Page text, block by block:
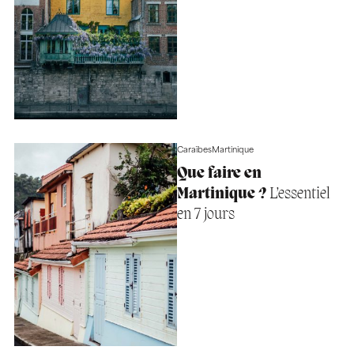
CaraïbesMartinique
Que faire en
Martinique ?L’essentiel
en 7 jours